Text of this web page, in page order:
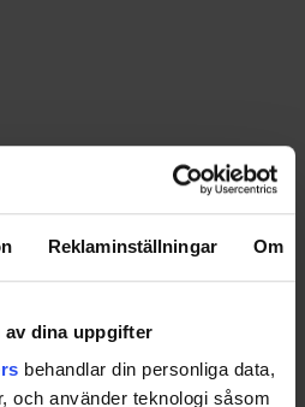
Reklaminställningar Om
dina uppgifter
behandlar din personliga data,
och använder teknologi såsom
officiella app
till nyheter, livebevakning